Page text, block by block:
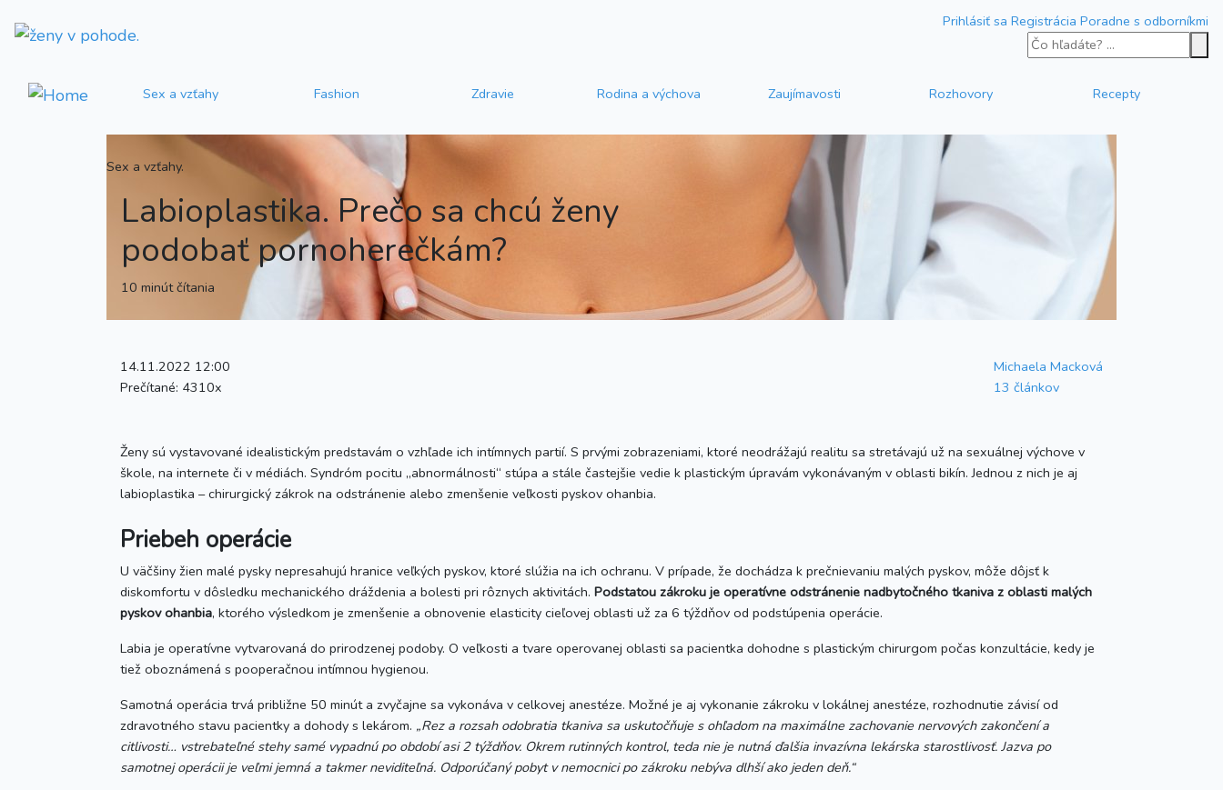
Prihlásiť sa Registrácia Poradne s odborníkmi
Sex a vzťahy Fashion Zdravie Rodina a výchova Zaujímavosti Rozhovory Recepty
Sex a vzťahy.
Labioplastika. Prečo sa chcú ženy
podobať pornoherečkám?
10 minút čítania
14.11.2022 12:00
Prečítané: 4310x
Michaela Macková
13 článkov
Ženy sú vystavované idealistickým predstavám o vzhľade ich intímnych partií. S prvými zobrazeniami, ktoré neodrážajú realitu sa stretávajú už na sexuálnej výchove v
škole, na internete či v médiách. Syndróm pocitu „abnormálnosti“ stúpa a stále častejšie vedie k plastickým úpravám vykonávaným v oblasti bikín. Jednou z nich je aj
labioplastika – chirurgický zákrok na odstránenie alebo zmenšenie veľkosti pyskov ohanbia.
Priebeh operácie
U väčšiny žien malé pysky nepresahujú hranice veľkých pyskov, ktoré slúžia na ich ochranu. V prípade, že dochádza k prečnievaniu malých pyskov, môže dôjsť k
diskomfortu v dôsledku mechanického dráždenia a bolesti pri rôznych aktivitách. Podstatou zákroku je operatívne odstránenie nadbytočného tkaniva z oblasti malých
pyskov ohanbia, ktorého výsledkom je zmenšenie a obnovenie elasticity cieľovej oblasti už za 6 týždňov od podstúpenia operácie.
Labia je operatívne vytvarovaná do prirodzenej podoby. O veľkosti a tvare operovanej oblasti sa pacientka dohodne s plastickým chirurgom počas konzultácie, kedy je
tiež oboznámená s pooperačnou intímnou hygienou.
Samotná operácia trvá približne 50 minút a zvyčajne sa vykonáva v celkovej anestéze. Možné je aj vykonanie zákroku v lokálnej anestéze, rozhodnutie závisí od
zdravotného stavu pacientky a dohody s lekárom. „Rez a rozsah odobratia tkaniva sa uskutočňuje s ohľadom na maximálne zachovanie nervových zakončení a
citlivosti… vstrebateľné stehy samé vypadnú po období asi 2 týždňov. Okrem rutinných kontrol, teda nie je nutná ďalšia invazívna lekárska starostlivosť. Jazva po
samotnej operácii je veľmi jemná a takmer neviditeľná. Odporúčaný pobyt v nemocnici po zákroku nebýva dlhší ako jeden deň.“